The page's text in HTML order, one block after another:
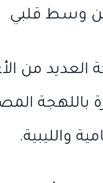
وسط قلبي
من
باللهجة
والليبية.